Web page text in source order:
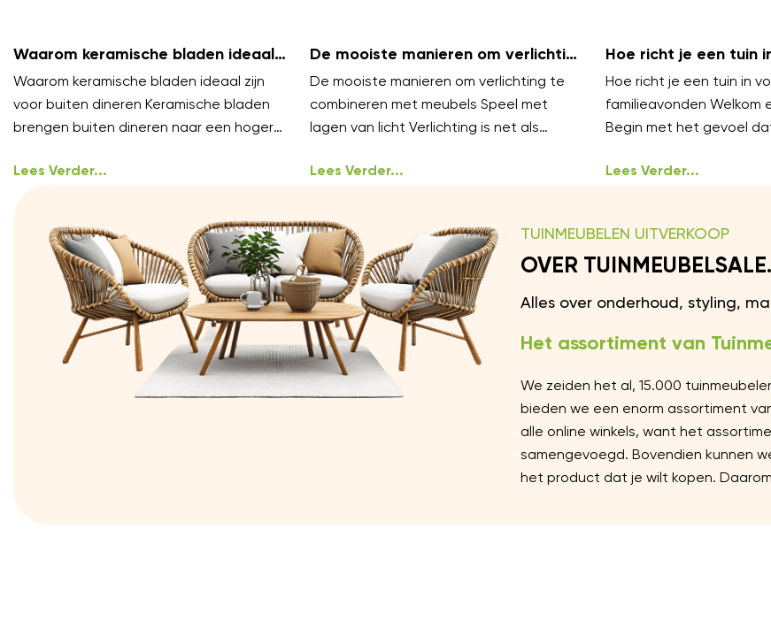
Waarom keramische bladen ideaal
zijn voor buiten dineren
Waarom keramische bladen ideaal zijn
voor buiten dineren Keramische bladen
brengen buiten dineren naar een hoger
onder
Lees Verder...
De mooiste manieren om verlichting
te combineren met meubels
De mooiste manieren om verlichting te
combineren met meubels Speel met
lagen van licht Verlichting is net als
Lees Verder...
Hoe richt je een tuin
gezellige
Hoe richt je een tuin in
familieavonden Welkom
Begin met het gevoel
ongedwongen
Lees Verder...
TUINMEUBELEN UITVERKOOP
OVER
Alles over onderhoud, styling,
Het assortiment van
We zeiden het al, 15.000
bieden we een enorm assortiment
alle online winkels, want het
samengevoegd. Bovendien kunnen
het product dat je wilt kopen.